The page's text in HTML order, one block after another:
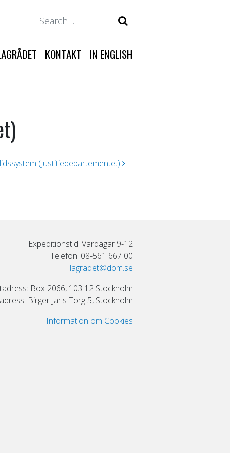
KONTAKT IN ENGLISH
(Justitiedepartementet)
Expeditionstid: Vardagar 9-12
Telefon: 08-561 667 00
lagradet@dom.se
Box 2066, 103 12 Stockholm
Birger Jarls Torg 5, Stockholm
Information om Cookies